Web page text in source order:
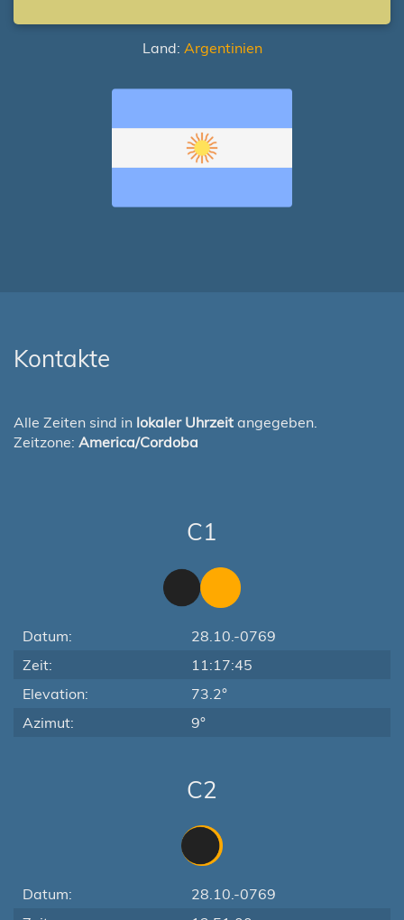
Land: Argentinien
Kontakte
Alle Zeiten sind in lokaler Uhrzeit angegeben.
Zeitzone: America/Cordoba
C1
Datum:
28.10.-0769
Zeit:
11:17:45
Elevation:
73.2°
Azimut:
9°
C2
Datum:
28.10.-0769